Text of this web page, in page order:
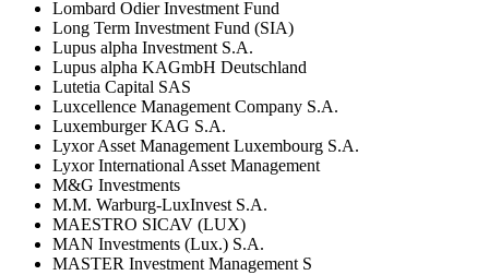
Lombard Odier Investment Fund
Long Term Investment Fund (SIA)
Lupus alpha Investment S.A.
Lupus alpha KAGmbH Deutschland
Lutetia Capital SAS
Luxcellence Management Company S.A.
Luxemburger KAG S.A.
Lyxor Asset Management Luxembourg S.A.
Lyxor International Asset Management
M&G Investments
M.M. Warburg-LuxInvest S.A.
MAESTRO SICAV (LUX)
MAN Investments (Lux.) S.A.
MASTER Investment Management S